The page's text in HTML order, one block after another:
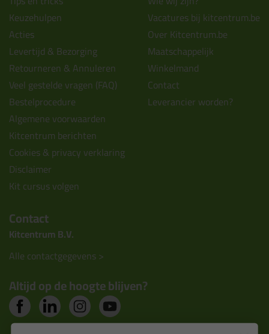
Keuzehulpen
Acties
Levertijd & Bezorging
Retourneren & Annuleren
Veel gestelde vragen (FAQ)
Bestelprocedure
Algemene voorwaarden
Kitcentrum berichten
Cookies & privacy verklaring
Disclaimer
Kit cursus volgen
Vacatures bij kitcentrum.be
Over Kitcentrum.be
Maatschappelijk
Winkelmand
Contact
Leverancier worden?
Contact
Kitcentrum B.V.
Alle contactgegevens >
Altijd op de hoogte blijven?